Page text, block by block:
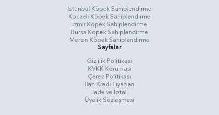
İstanbul Köpek Sahiplendirme
Kocaeli Köpek Sahiplendirme
İzmir Köpek Sahiplendirme
Bursa Köpek Sahiplendirme
Mersin Köpek Sahiplendirme
Sayfalar
Gizlilik Politikasi
KVKK Koruması
Çerez Politikası
İlan Kredi Fiyatları
İade ve İptal
Üyelik Sözleşmesi